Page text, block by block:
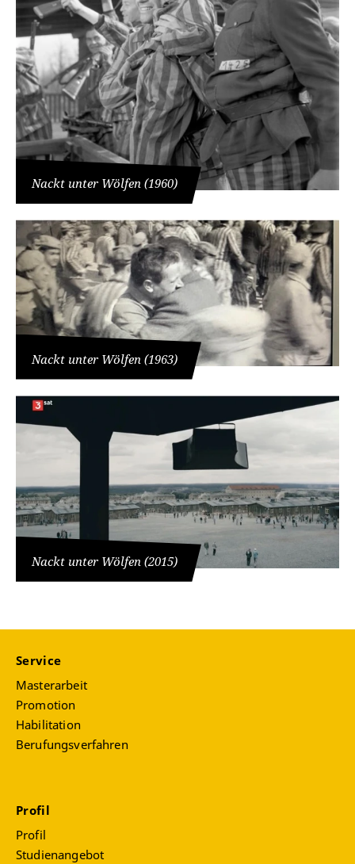
Nackt unter Wölfen (1960)
Nackt unter Wölfen (1963)
Nackt unter Wölfen (2015)
Service
Masterarbeit
Promotion
Habilitation
Berufungsverfahren
Profil
Profil
Studienangebot